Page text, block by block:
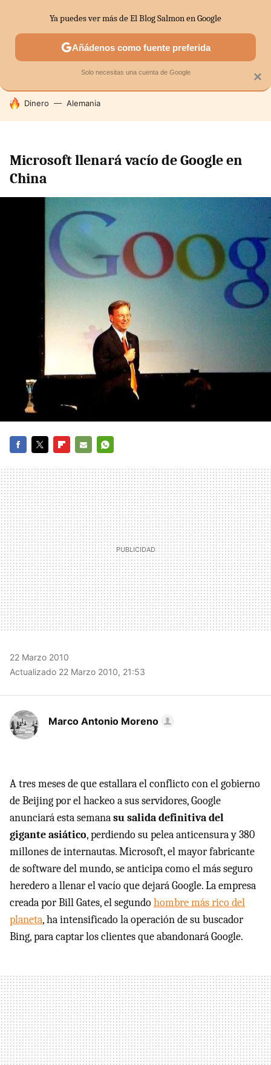
SECTORES ECONOMÍA DOMÉSTICA MERCADOS
HOY SE HABLA DE
Dinero Alemania
Microsoft llenará vacío de Google en
China
MAIL
22 Marzo 2010
Actualizado 22 Marzo 2010, 21:53
Marco Antonio Moreno
A tres meses de que estallara el conflicto con el gobierno
de Beijing por el hackeo a sus servidores, Google
anunciará esta semanasu salida definitiva del
gigante asiático, perdiendo su pelea anticensura y 380
millones de internautas. Microsoft, el mayor fabricante
de software del mundo, se anticipa como el más seguro
heredero a llenar el vacío que dejará Google. La empresa
creada por Bill Gates, el segundohombre más rico del
planeta, ha intensificado la operación de su buscador
Bing, para captar los clientes que abandonará Google.
×
Ya puedes ver más de El Blog Salmon en Google
Añádenos como fuente preferida
Solo necesitas una cuenta de Google